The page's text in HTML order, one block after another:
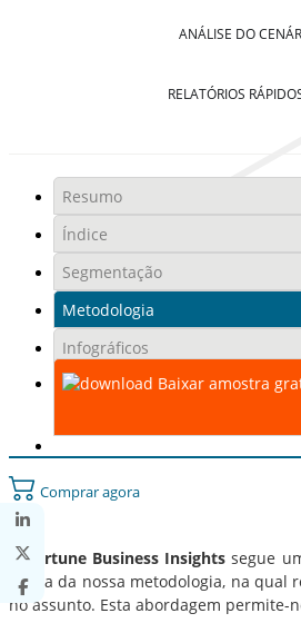
ANÁLISE DO
RELATÓRIOS
Resumo
Índice
Segmentação
Metodologia
Infográficos
Baixar amostra
Comprar agora
A Fortune Business Insights segue
sólida da nossa metodologia, na
no assunto. Esta abordagem